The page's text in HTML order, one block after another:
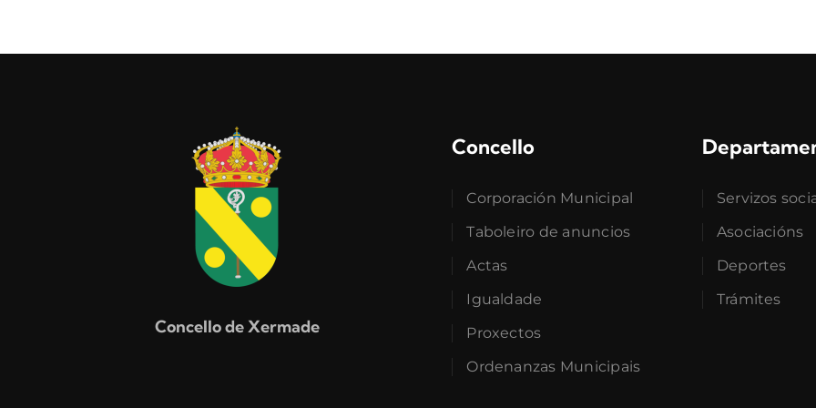
Concello de Xermade
Concello
Corporación Municipal
Taboleiro de anuncios
Actas
Igualdade
Proxectos
Ordenanzas Municipais
Servizos
Asociacións
Deportes
Trámites